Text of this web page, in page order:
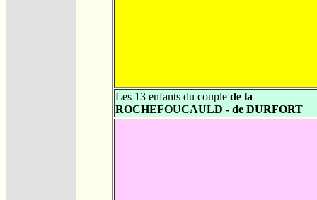
Les 13 enfants du couple de la
ROCHEFOUCAULD - de DURFORT